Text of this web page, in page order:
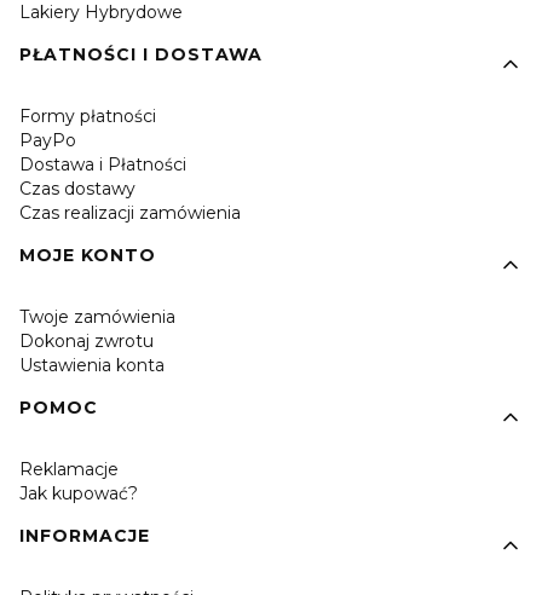
Lakiery Hybrydowe
PŁATNOŚCI I DOSTAWA
Formy płatności
PayPo
Dostawa i Płatności
Czas dostawy
Czas realizacji zamówienia
MOJE KONTO
Twoje zamówienia
Dokonaj zwrotu
Ustawienia konta
POMOC
Reklamacje
Jak kupować?
INFORMACJE